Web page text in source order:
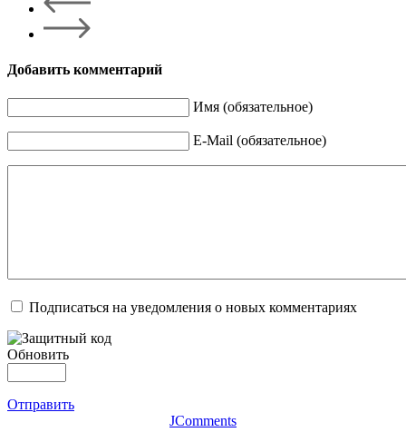
Добавить комментарий
Имя (обязательное)
E-Mail (обязательное)
Подписаться на уведомления о новых комментариях
Обновить
Отправить
JComments